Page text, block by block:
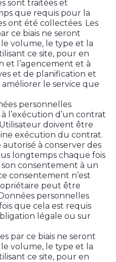
sont traitées et
que requis pour la
ont été collectées. Les
ce biais ne seront
volume, le type et la
ce site, pour en
et l’agencement et à
et de planification et
le service que
personnelles
l’exécution d’un contrat
doivent être
exécution du contrat.
à conserver des
longtemps chaque fois
consentement à un
consentement n’est
peut être
personnelles
que cela est requis
légale ou sur
par ce biais ne seront
volume, le type et la
ce site, pour en